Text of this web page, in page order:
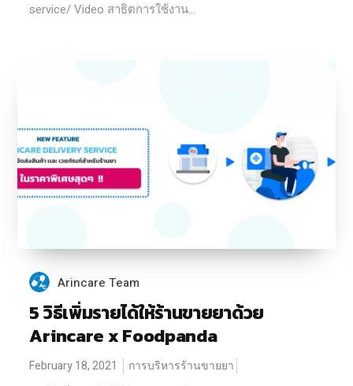
service/ Video สาธิตการใช้งาน...
Arincare Team
5 วิธีเพิ่มรายได้ให้ร้านขายยาด้วย
Arincare x Foodpanda
February 18, 2021 การบริหารร้านขายยา